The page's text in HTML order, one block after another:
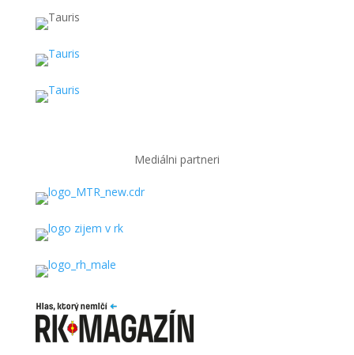
Mediálni partneri